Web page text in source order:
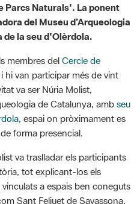
Parcs Naturals'. La ponent
del Museu d’Arqueologia
de la seu d'Olèrdola.
membres del Cercle de
i hi van participar més de vint
va ser Núria Molist,
de Catalunya, amb seu
, espai on pròximament es
forma presencial.
va traslladar els participants
tot explicant-los els
a espais ben coneguts
Sant Feliuet de Savassona,